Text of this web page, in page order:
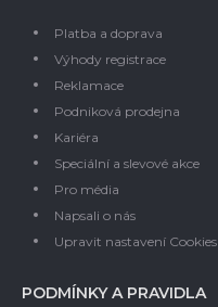
Platba a doprava
Výhody registrace
Reklamace
Podniková prodejna
Kariéra
Speciální a slevové akce
Pro média
Napsali o nás
Upravit nastavení Cookies
PODMÍNKY A PRAVIDLA